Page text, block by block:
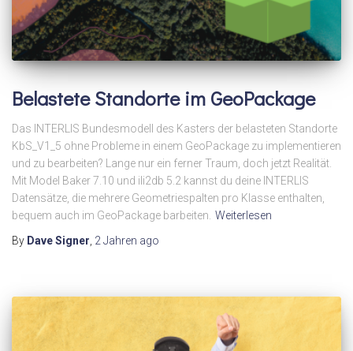
Belastete Standorte im GeoPackage
Das INTERLIS Bundesmodell des Kasters der belasteten Standorte
KbS_V1_5 ohne Probleme in einem GeoPackage zu implementieren
und zu bearbeiten? Lange nur ein ferner Traum, doch jetzt Realität.
Mit Model Baker 7.10 und ili2db 5.2 kannst du deine INTERLIS
Datensätze, die mehrere Geometriespalten pro Klasse enthalten,
bequem auch im GeoPackage barbeiten. Weiterlesen
By Dave Signer 2 Jahren ago